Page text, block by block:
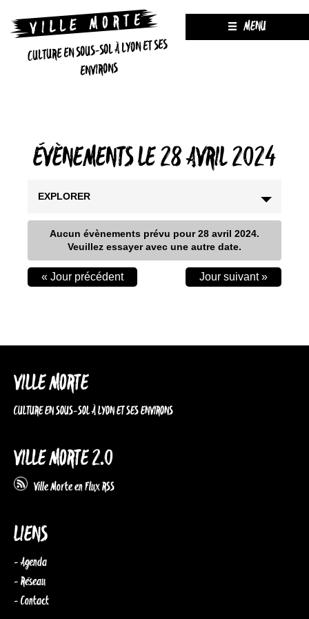
CULTURE EN SOUS-SOL À LYON ET SES
ENVIRONS
MENU
ÉVÈNEMENTS LE 28 AVRIL 2024
EXPLORER
Aucun évènements prévu pour28 avril 2024.
Veuillez essayer avec une autre date.
« Jour précédent Jour suivant»
VILLE MORTE
CULTURE EN SOUS-SOL À LYON ET SES ENVIRONS
VILLE MORTE 2.0
Ville Morte en Flux RSS
LIENS
- Agenda
- Réseau
- Contact